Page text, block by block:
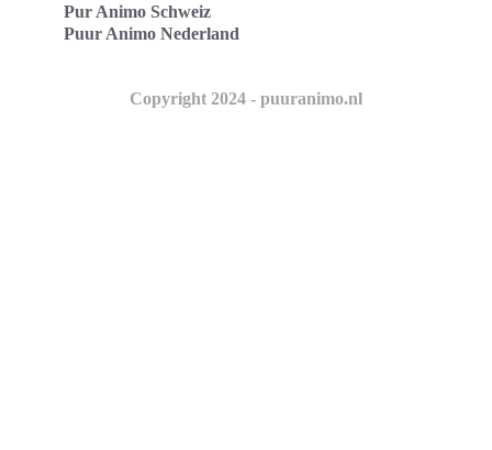
Pur Animo Schweiz
Puur Animo Nederland
Copyright 2024 - puuranimo.nl